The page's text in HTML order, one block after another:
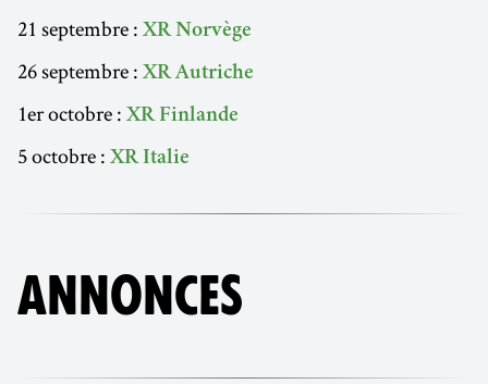
21 septembre : XR Norvège
26 septembre : XR Autriche
1er octobre : XR Finlande
5 octobre : XR Italie
ANNONCES